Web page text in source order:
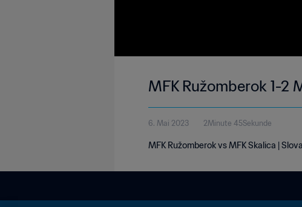
MFK Ružomberok 1-2
6. Mai 2023 2Minute 45Sekunde
MFK Ružomberok vs MFK Skalica |